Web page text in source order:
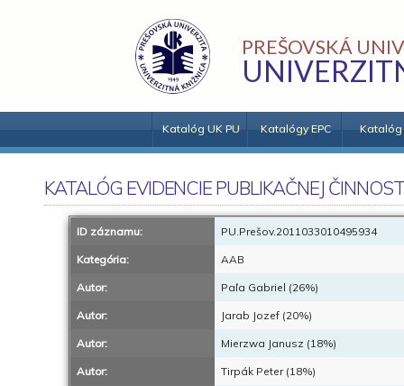
PREŠOVSKÁ
Katalóg UK PU Katalógy EPC Katalóg
KATALÓG EVIDENCIE PUBLIKAČNEJ
ID záznamu: PU.Prešov.2011033010495934
Kategória: AAB
Autor: Paľa Gabriel (26%)
Autor: Jarab Jozef (20%)
Autor: Mierzwa Janusz (18%)
Autor: Tirpák Peter (18%)